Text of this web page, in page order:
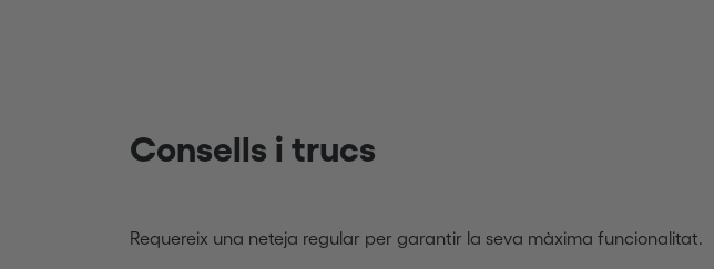
Consells i trucs
Requereix una neteja regular per garantir la seva màxima funcionalitat.